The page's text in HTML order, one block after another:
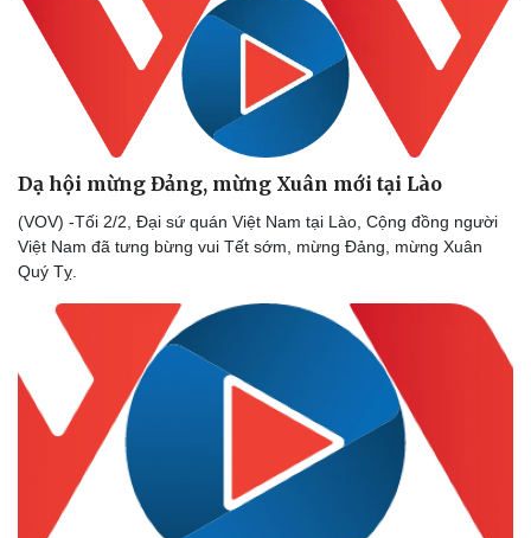
Kể chuyện cho bé
Hạt giống tâm hồn
Dạ hội mừng Đảng, mừng Xuân mới tại Lào
(VOV) -Tối 2/2, Đại sứ quán Việt Nam tại Lào, Cộng đồng người
Việt Nam đã tưng bừng vui Tết sớm, mừng Đảng, mừng Xuân
Quý Tỵ.